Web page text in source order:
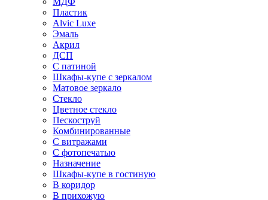
Пластик
Alvic Luxe
Эмаль
Акрил
ДСП
С патиной
Шкафы-купе с зеркалом
Матовое зеркало
Стекло
Цветное стекло
Пескоструй
Комбинированные
С витражами
С фотопечатью
Назначение
Шкафы-купе в гостиную
В коридор
В прихожую